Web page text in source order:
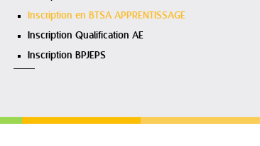
Inscription en BTSA APPRENTISSAGE
Inscription Qualification AE
Inscription BPJEPS